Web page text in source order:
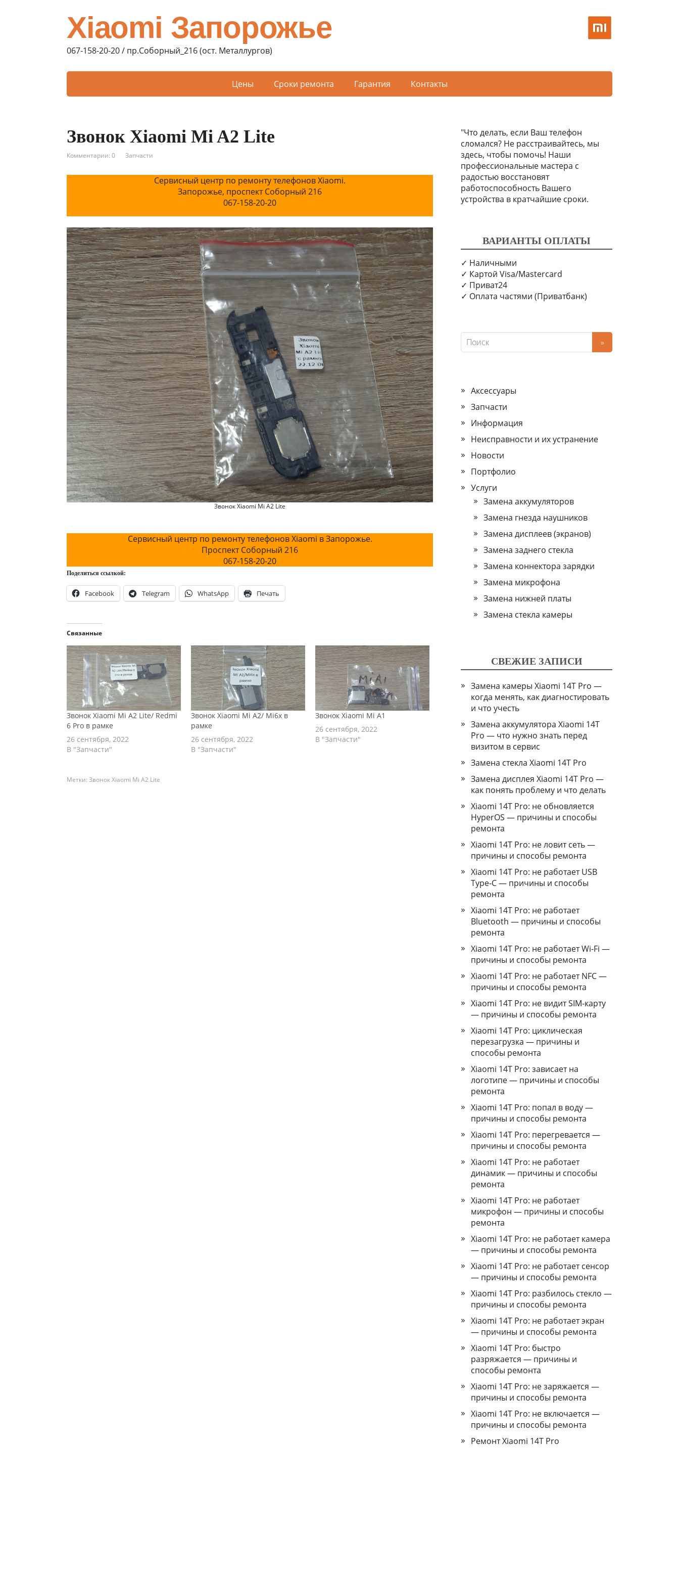
Xiaomi Запорожье
067-158-20-20 / пр.Соборный_216 (ост. Металлургов)
Цены Сроки ремонта Гарантия Контакты
Звонок Xiaomi Mi A2 Lite
Комментарии: 0 Запчасти
Сервисный центр по ремонту телефонов Xiaomi.
Запорожье, проспект Соборный 216
067-158-20-20
Звонок Xiaomi Mi A2 Lite
Сервисный центр по ремонту телефонов Xiaomi в Запорожье.
Проспект Соборный 216
067-158-20-20
Поделиться ссылкой:
Facebook Telegram WhatsApp Печать
Связанные
Звонок Xiaomi Mi A2 Lite/ Redmi
6 Pro в рамке
26 сентября, 2022
В "Запчасти"
Звонок Xiaomi Mi A2/ Mi6x в
рамке
26 сентября, 2022
В "Запчасти"
Звонок Xiaomi Mi A1
26 сентября, 2022
В "Запчасти"
Метки: Звонок Xiaomi Mi A2 Lite
"Что делать, если Ваш телефон
сломался? Не расстраивайтесь, мы
здесь, чтобы помочь! Наши
профессиональные мастера с
радостью восстановят
работоспособность Вашего
устройства в кратчайшие сроки.
ВАРИАНТЫ ОПЛАТЫ
✓ Наличными
✓ Картой Visa/Mastercard
✓ Приват24
✓ Оплата частями (Приватбанк)
Аксессуары
Запчасти
Информация
Неисправности и их устранение
Новости
Портфолио
Услуги
Замена аккумуляторов
Замена гнезда наушников
Замена дисплеев (экранов)
Замена заднего стекла
Замена коннектора зарядки
Замена микрофона
Замена нижней платы
Замена стекла камеры
СВЕЖИЕ ЗАПИСИ
Замена камеры Xiaomi 14T Pro —
когда менять, как диагностировать
и что учесть
Замена аккумулятора Xiaomi 14T
Pro — что нужно знать перед
визитом в сервис
Замена стекла Xiaomi 14T Pro
Замена дисплея Xiaomi 14T Pro —
как понять проблему и что делать
Xiaomi 14T Pro: не обновляется
HyperOS — причины и способы
ремонта
Xiaomi 14T Pro: не ловит сеть —
причины и способы ремонта
Xiaomi 14T Pro: не работает USB
Type‑C — причины и способы
ремонта
Xiaomi 14T Pro: не работает
Bluetooth — причины и способы
ремонта
Xiaomi 14T Pro: не работает Wi‑Fi —
причины и способы ремонта
Xiaomi 14T Pro: не работает NFC —
причины и способы ремонта
Xiaomi 14T Pro: не видит SIM-карту
— причины и способы ремонта
Xiaomi 14T Pro: циклическая
перезагрузка — причины и
способы ремонта
Xiaomi 14T Pro: зависает на
логотипе — причины и способы
ремонта
Xiaomi 14T Pro: попал в воду —
причины и способы ремонта
Xiaomi 14T Pro: перегревается —
причины и способы ремонта
Xiaomi 14T Pro: не работает
динамик — причины и способы
ремонта
Xiaomi 14T Pro: не работает
микрофон — причины и способы
ремонта
Xiaomi 14T Pro: не работает камера
— причины и способы ремонта
Xiaomi 14T Pro: не работает сенсор
— причины и способы ремонта
Xiaomi 14T Pro: разбилось стекло —
причины и способы ремонта
Xiaomi 14T Pro: не работает экран
— причины и способы ремонта
Xiaomi 14T Pro: быстро
разряжается — причины и
способы ремонта
Xiaomi 14T Pro: не заряжается —
причины и способы ремонта
Xiaomi 14T Pro: не включается —
причины и способы ремонта
Ремонт Xiaomi 14T Pro